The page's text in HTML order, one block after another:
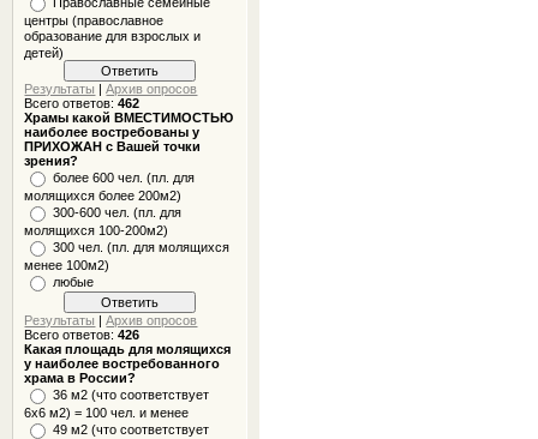
центры (православное
образование для взрослых и
детей)
Результаты |Архив опросов
Всего ответов:462
Храмы какой ВМЕСТИМОСТЬЮ
наиболее востребованы у
ПРИХОЖАН с Вашей точки
зрения?
более 600 чел. (пл. для
молящихся более 200м2)
300-600 чел. (пл. для
молящихся 100-200м2)
300 чел. (пл. для молящихся
менее 100м2)
любые
Результаты |Архив опросов
Всего ответов:426
Какая площадь для молящихся
у наиболее востребованного
храма в России?
36 м2 (что соответствует
6x6 м2) = 100 чел. и менее
49 м2 (что соответствует